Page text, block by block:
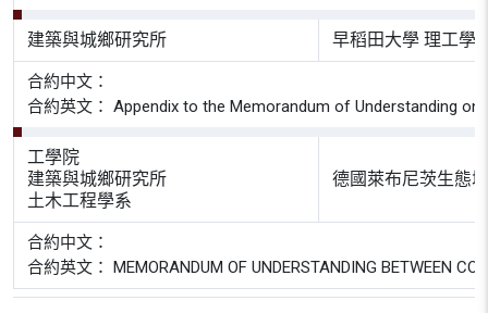
建築與城鄉研究所 早稻田大學 理工學
合約中文：
合約英文： Appendix to the Memorandum of Understanding on
工學院
建築與城鄉研究所
土木工程學系
德國萊布尼茨生態
合約中文：
合約英文： MEMORANDUM OF UNDERSTANDING BETWEEN